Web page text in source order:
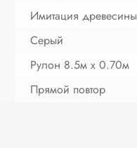
Имитация древесины
Серый
Рулон 8.5м х 0.70м
Прямой повтор